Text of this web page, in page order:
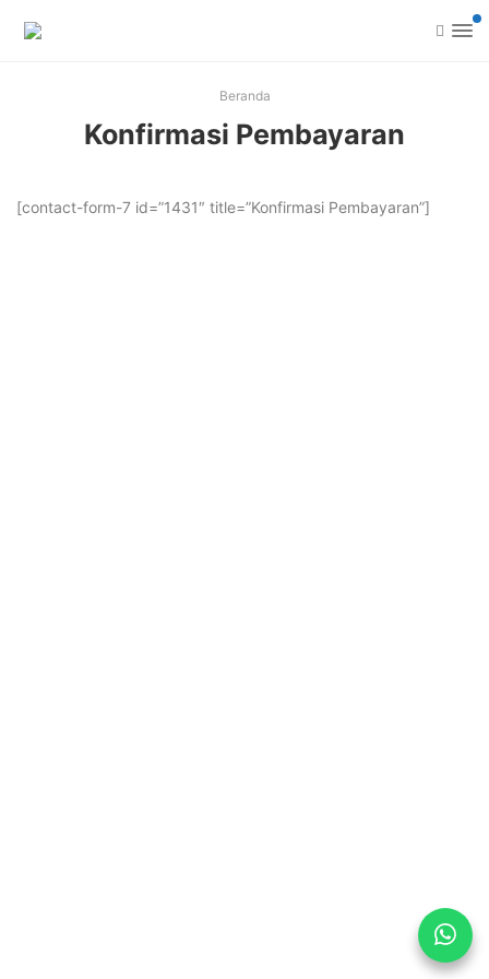
Beranda
Konfirmasi Pembayaran
[contact-form-7 id=”1431″ title=”Konfirmasi Pembayaran”]